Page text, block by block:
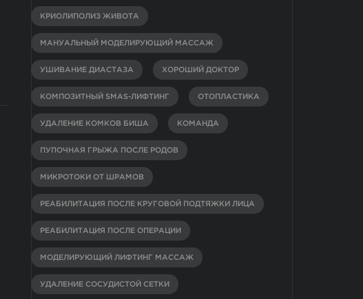
КРИОЛИПОЛИЗ ЖИВОТА
МАНУАЛЬНЫЙ МОДЕЛИРУЮЩИЙ МАССАЖ
УШИВАНИЕ ДИАСТАЗА ХОРОШИЙ ДОКТОР
КОМПОЗИТНЫЙ SMAS-ЛИФТИНГ ОТОПЛАСТИКА
УДАЛЕНИЕ КОМКОВ БИША КОМАНДА
ПУПОЧНАЯ ГРЫЖА ПОСЛЕ РОДОВ
МИКРОТОКИ ОТ ШРАМОВ
РЕАБИЛИТАЦИЯ ПОСЛЕ КРУГОВОЙ ПОДТЯЖКИ ЛИЦА
РЕАБИЛИТАЦИЯ ПОСЛЕ ОПЕРАЦИИ
МОДЕЛИРУЮЩИЙ ЛИФТИНГ МАССАЖ
УДАЛЕНИЕ СОСУДИСТОЙ СЕТКИ